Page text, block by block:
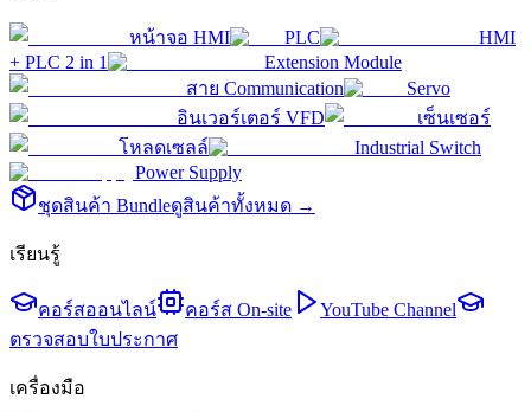
หน้าจอ HMI PLC
HMI
+ PLC 2 in 1
Extension Module
สาย Communication
Servo
อินเวอร์เตอร์ VFD
เซ็นเซอร์
โหลดเซลล์
Industrial Switch
Power Supply
ชุดสินค้า Bundleดูสินค้าทั้งหมด →
เรียนรู้
คอร์สออนไลน์ คอร์ส On-site
YouTube Channel
ตรวจสอบใบประกาศ
เครื่องมือ